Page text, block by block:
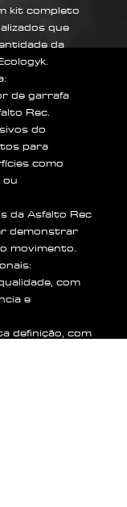
kit completo
que
da
de garrafa
Rec.
do
para
como
da Asfalto Rec
demonstrar
movimento.
com
e
definição, com